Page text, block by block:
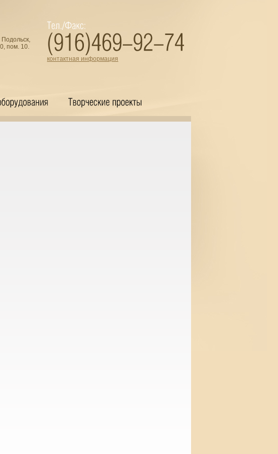
Подольск,
пом. 10.
контактная информация